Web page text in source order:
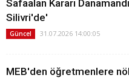
Safaalan Kararı
Silivri'de'
Güncel 31.07.2026 14:00:05
MEB'den öğretmenlere